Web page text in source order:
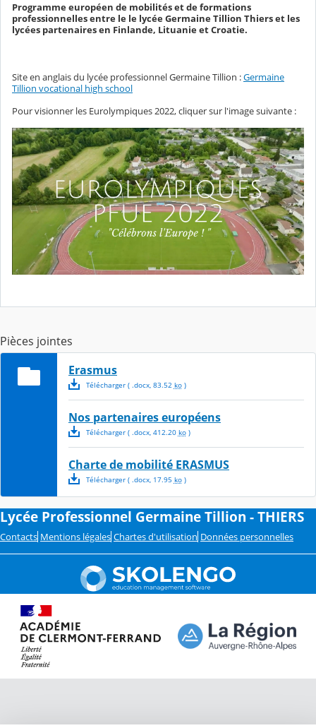
Programme européen de mobilités et de formations
professionnelles entre le le lycée Germaine Tillion Thiers et les
lycées partenaires en Finlande, Lituanie et Croatie.
Site en anglais du lycée professionnel Germaine Tillion :Germaine
Tillion vocational high school
Pour visionner les Eurolympiques 2022, cliquer sur l'image suivante :
Pièces jointes
Erasmus
Télécharger( .docx, 83.52 ko)
Nos partenaires européens
Télécharger( .docx, 412.20 ko)
Charte de mobilité ERASMUS
Télécharger( .docx, 17.95 ko)
Lycée Professionnel Germaine Tillion - THIERS
Contacts Mentions légales Chartes d'utilisation Données personnelles